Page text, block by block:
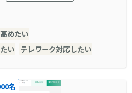
めたい
い
テレワーク対応したい
名